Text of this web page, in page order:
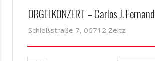
ORGELKONZERT – Carlos J.
Schloßstraße 7, 06712 Zeitz